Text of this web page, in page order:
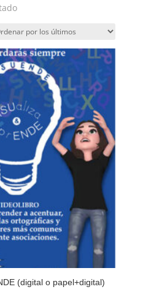
(digital o papel+digital)